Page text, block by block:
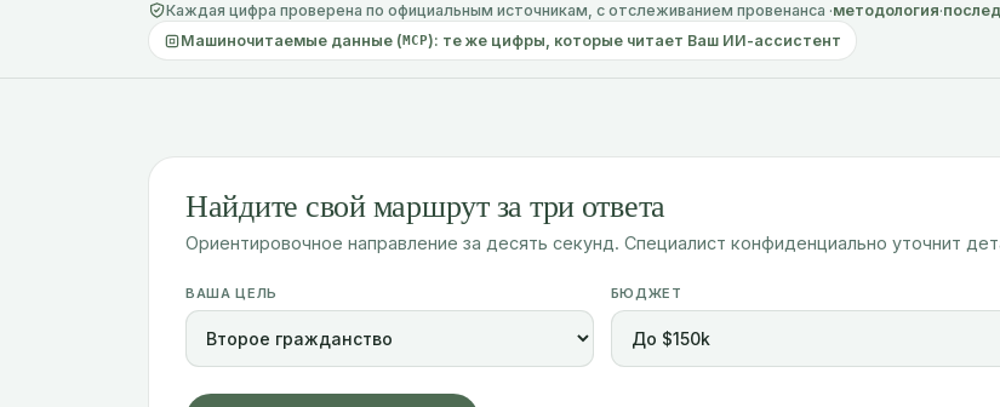
Каждая цифра проверена по официальным источникам, с отслеживанием провенанса ·методология·
Машиночитаемые данные (MCP): те же цифры, которые читает Ваш ИИ-ассистент
Найдите свой маршрут за три ответа
Ориентировочное направление за десять секунд. Специалист конфиденциально уточнит
ВАША ЦЕЛЬ БЮДЖЕТ